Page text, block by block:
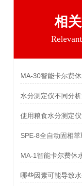
相
水分测定仪不同分
使用粮食水分测定
SPE-8全自动固相